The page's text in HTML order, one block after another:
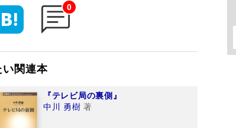
0
い関連本
『テレビ局の裏側』
中川 勇樹 著